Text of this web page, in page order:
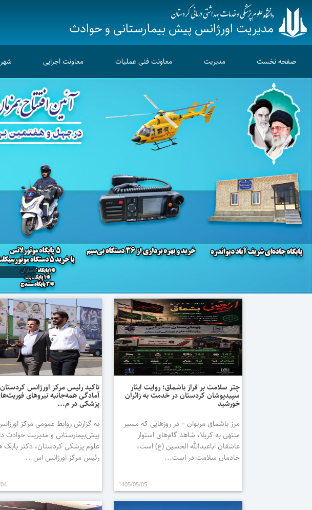
مدیریت اورژانس پیش بیمارستانی و حوادث
صفحه نخست مدیریت معاونت فنی عملیات معاونت اجرایی
چتر سلامت بر فراز باشماق؛ روایت ایثار
سپیدپوشان کردستان در خدمت به زائران
خورشید
مرز باشماق مریوان – در روزهایی که مسیر
منتهی به کربلا، شاهد گام‌های استوار
عاشقان اباعبدالله الحسین (ع) است،
خادمان سلامت در است...
1405/05/05
تاکید رئیس مرکز اورژانس
آمادگی همه‌جانبه نیروهای
پزشکی در م...
به گزارش روابط عمومی مرکز
پیش‌بیمارستانی و مدیریت حوادث
علوم پزشکی کردستان، دکتر بابک
رئیس مرکز اورژانس اس...